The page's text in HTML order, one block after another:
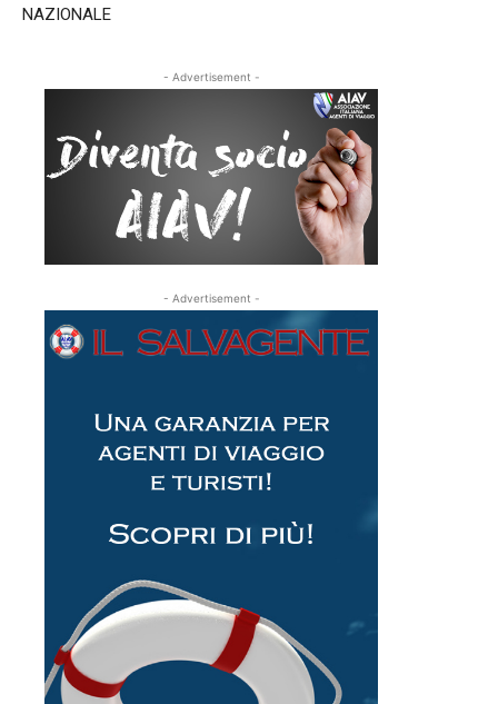
NAZIONALE
- Advertisement -
- Advertisement -